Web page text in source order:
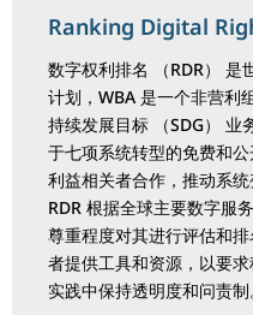
Ranking Digital
数字权利排名 （RDR） 是
计划，WBA 是一个非营利
持续发展目标 （SDG） 业
于七项系统转型的免费和
利益相关者合作，推动系统
RDR 根据全球主要数字服
尊重程度对其进行评估和
者提供工具和资源，以要
实践中保持透明度和问责制